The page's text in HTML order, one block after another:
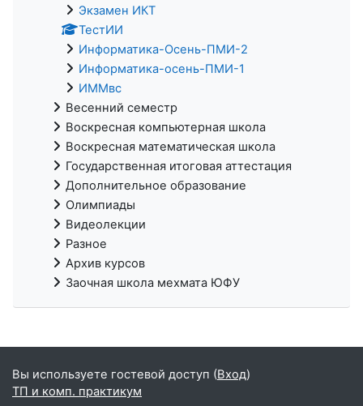
Экзамен ИКТ
ТестИИ
Информатика-Осень-ПМИ-2
Информатика-осень-ПМИ-1
ИММвс
Весенний семестр
Воскресная компьютерная школа
Воскресная математическая школа
Государственная итоговая аттестация
Дополнительное образование
Олимпиады
Видеолекции
Разное
Архив курсов
Заочная школа мехмата ЮФУ
Вы используете гостевой доступ (Вход)
ТП и комп. практикум